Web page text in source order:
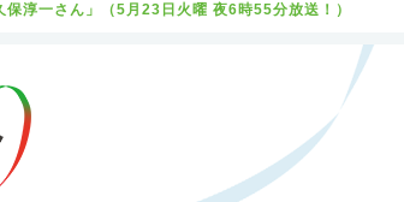
淳一さん」（5月23日火曜 夜6時55分放送！）